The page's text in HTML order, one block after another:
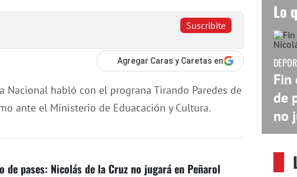
Suscribite
Agregar Caras y Caretas en
Nacional habló con el prograna Tirando Paredes de
ante el Ministerio de Eduacación y Cultura.
de pases: Nicolás de la Cruz no jugará en Peñarol
Lo
Fin
de
no